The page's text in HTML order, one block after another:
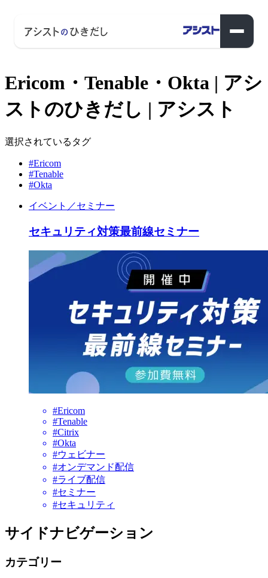
Ericom・Tenable・Okta | アシ
ストのひきだし | アシスト
選択されているタグ
#Ericom
#Tenable
#Okta
イベント／セミナー
セキュリティ対策最前線セミナー
#Ericom
#Tenable
#Citrix
#Okta
#ウェビナー
#オンデマンド配信
#ライブ配信
#セミナー
#セキュリティ
サイドナビゲーション
カテゴリー